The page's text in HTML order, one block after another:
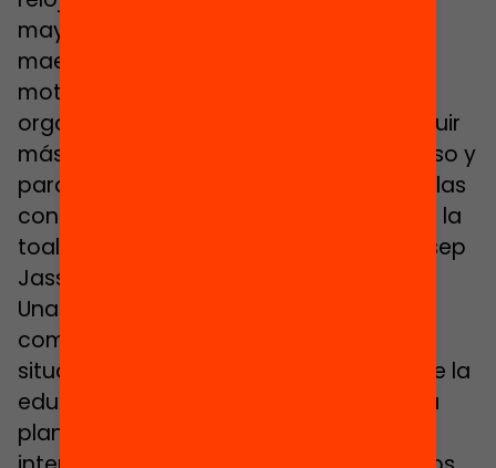
mayor presión. No obstante, estos
maestros y profesores suelen estar
motivados para revertir la situación y
organizan reuniones extra para conseguir
más matriculados para el siguiente curso y
para pensar en cómo innovar en escuelas
con tanta complejidad. “Nunca tiramos la
toalla ante un problema”, reivindica Josep
Jassé, de la Escuela La Guàrdia.
Una de las peticiones generales para
combatir la segregación pasa por la
situación laboral de los profesionales de la
educación: una mayor estabilidad de la
plantilla, la reducción de la cifra de